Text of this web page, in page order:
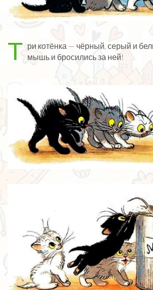
Т ри котёнка — чёрный, серый и
мышь и бросились за ней!